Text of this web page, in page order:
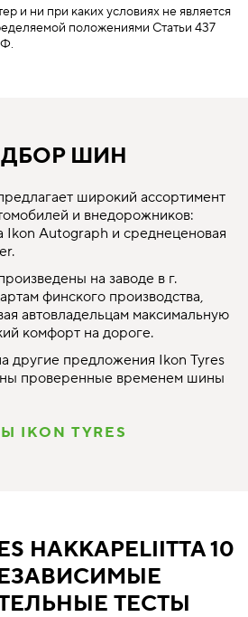
и ни при каких условиях не является
положениями Статьи 437
ШИН
широкий ассортимент
и внедорожников:
Ikon Autograph и среднеценовая
на заводе в г.
финского производства,
автовладельцам максимальную
комфорт на дороге.
другие предложения Ikon Tyres
проверенные временем шины
TYRES
HAKKAPELIITTA 10
ТЕСТЫ